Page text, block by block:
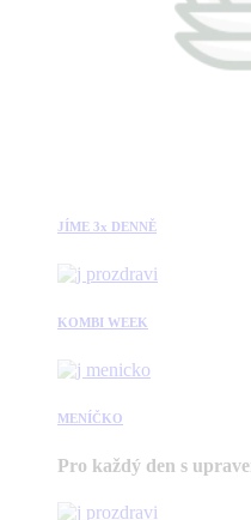
JÍME 3x DENNĚ
KOMBI WEEK
MENÍČKO
Pro každý den s